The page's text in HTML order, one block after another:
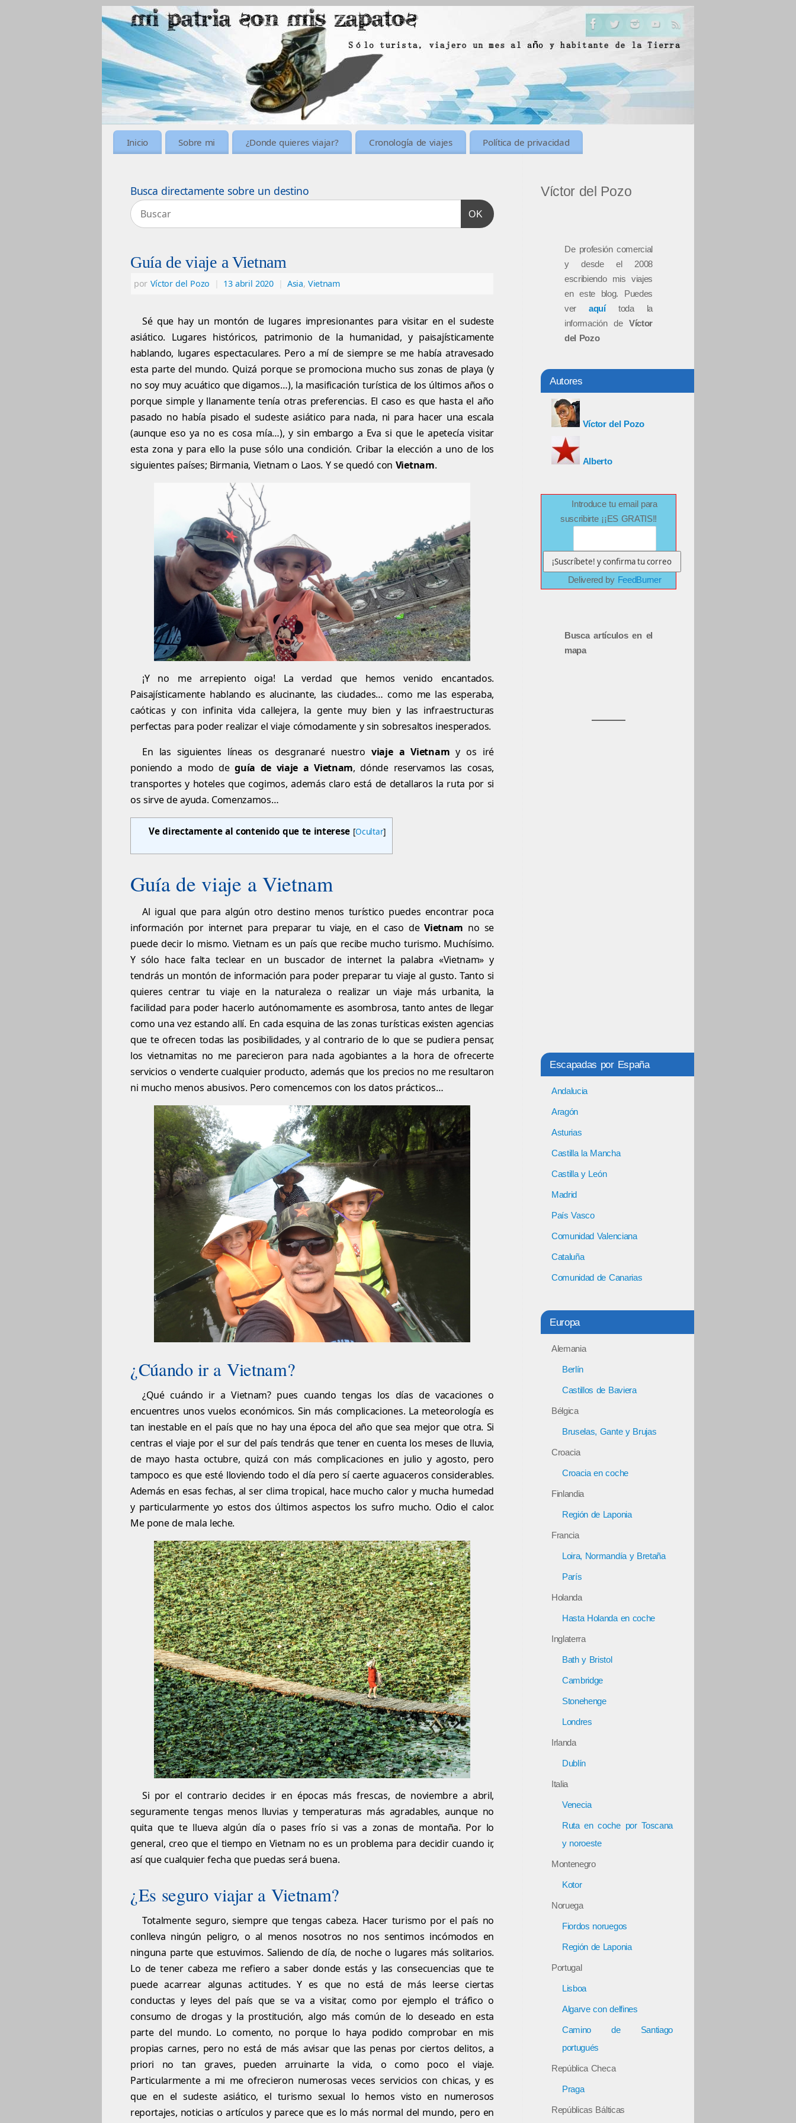
Inicio Sobre mi ¿Donde quieres viajar? Cronología de viajes Política de privacidad
Busca directamente sobre un destino
OK
Guía de viaje a Vietnam
por Víctor del Pozo 13 abril 2020 Asia,Vietnam
Sé que hay un montón de lugares impresionantes para visitar en el sudeste
asiático. Lugares históricos, patrimonio de la humanidad, y paisajísticamente
hablando, lugares espectaculares. Pero a mí de siempre se me había atravesado
esta parte del mundo. Quizá porque se promociona mucho sus zonas de playa (y
no soy muy acuático que digamos…), la masificación turística de los últimos años o
porque simple y llanamente tenía otras preferencias. El caso es que hasta el año
pasado no había pisado el sudeste asiático para nada, ni para hacer una escala
(aunque eso ya no es cosa mía…), y sin embargo a Eva si que le apetecía visitar
esta zona y para ello la puse sólo una condición. Cribar la elección a uno de los
siguientes países; Birmania, Vietnam o Laos. Y se quedó con Vietnam.
¡Y no me arrepiento oiga! La verdad que hemos venido encantados.
Paisajísticamente hablando es alucinante, las ciudades… como me las esperaba,
caóticas y con infinita vida callejera, la gente muy bien y las infraestructuras
perfectas para poder realizar el viaje cómodamente y sin sobresaltos inesperados.
En las siguientes líneas os desgranaré nuestro viaje a Vietnam y os iré
poniendo a modo deguía de viaje a Vietnam, dónde reservamos las cosas,
transportes y hoteles que cogimos, además claro está de detallaros la ruta por si
os sirve de ayuda. Comenzamos…
Ve directamente al contenido que te interese [Ocultar]
Guía de viaje a Vietnam
Al igual que para algún otro destino menos turístico puedes encontrar poca
información por internet para preparar tu viaje, en el caso deVietnam no se
puede decir lo mismo. Vietnam es un país que recibe mucho turismo. Muchísimo.
Y sólo hace falta teclear en un buscador de internet la palabra «Vietnam» y
tendrás un montón de información para poder preparar tu viaje al gusto. Tanto si
quieres centrar tu viaje en la naturaleza o realizar un viaje más urbanita, la
facilidad para poder hacerlo autónomamente es asombrosa, tanto antes de llegar
como una vez estando allí. En cada esquina de las zonas turísticas existen agencias
que te ofrecen todas las posibilidades, y al contrario de lo que se pudiera pensar,
los vietnamitas no me parecieron para nada agobiantes a la hora de ofrecerte
servicios o venderte cualquier producto, además que los precios no me resultaron
ni mucho menos abusivos. Pero comencemos con los datos prácticos…
¿Cúando ir a Vietnam?
¿Qué cuándo ir a Vietnam? pues cuando tengas los días de vacaciones o
encuentres unos vuelos económicos. Sin más complicaciones. La meteorología es
tan inestable en el país que no hay una época del año que sea mejor que otra. Si
centras el viaje por el sur del país tendrás que tener en cuenta los meses de lluvia,
de mayo hasta octubre, quizá con más complicaciones en julio y agosto, pero
tampoco es que esté lloviendo todo el día pero sí caerte aguaceros considerables.
Además en esas fechas, al ser clima tropical, hace mucho calor y mucha humedad
y particularmente yo estos dos últimos aspectos los sufro mucho. Odio el calor.
Me pone de mala leche.
Si por el contrario decides ir en épocas más frescas, de noviembre a abril,
seguramente tengas menos lluvias y temperaturas más agradables, aunque no
quita que te llueva algún día o pases frío si vas a zonas de montaña. Por lo
general, creo que el tiempo en Vietnam no es un problema para decidir cuando ir,
así que cualquier fecha que puedas será buena.
¿Es seguro viajar a Vietnam?
Totalmente seguro, siempre que tengas cabeza. Hacer turismo por el país no
conlleva ningún peligro, o al menos nosotros no nos sentimos incómodos en
ninguna parte que estuvimos. Saliendo de día, de noche o lugares más solitarios.
Lo de tener cabeza me refiero a saber donde estás y las consecuencias que te
puede acarrear algunas actitudes. Y es que no está de más leerse ciertas
conductas y leyes del país que se va a visitar, como por ejemplo el tráfico o
consumo de drogas y la prostitución, algo más común de lo deseado en esta
parte del mundo. Lo comento, no porque lo haya podido comprobar en mis
propias carnes, pero no está de más avisar que las penas por ciertos delitos, a
priori no tan graves, pueden arruinarte la vida, o como poco el viaje.
Particularmente a mi me ofrecieron numerosas veces servicios con chicas, y es
que en el sudeste asiático, el turismo sexual lo hemos visto en numerosos
reportajes, noticias o artículos y parece que es lo más normal del mundo, pero en
Víctor del Pozo
De profesión comercial
y desde el 2008
escribiendo mis viajes
en este blog. Puedes
veraquítoda la
información de Víctor
del Pozo
Autores
Víctor del Pozo
Alberto
Introduce tu email para
suscribirte ¡¡ES GRATIS!!
Delivered by FeedBurner
Busca artículos en el
mapa
Escapadas por España
Andalucia
Aragón
Asturias
Castilla la Mancha
Castilla y León
Madrid
País Vasco
Comunidad Valenciana
Cataluña
Comunidad de Canarias
Europa
Alemania
Berlín
Castillos de Baviera
Bélgica
Bruselas, Gante y Brujas
Croacia
Croacia en coche
Finlandia
Región de Laponia
Francia
Loira, Normandía y Bretaña
París
Holanda
Hasta Holanda en coche
Inglaterra
Bath y Bristol
Cambridge
Stonehenge
Londres
Irlanda
Dublín
Italia
Venecia
Ruta en coche por Toscana
y noroeste
Montenegro
Kotor
Noruega
Fiordos noruegos
Región de Laponia
Portugal
Lisboa
Algarve con delfines
Camino de Santiago
portugués
República Checa
Praga
Repúblicas Bálticas